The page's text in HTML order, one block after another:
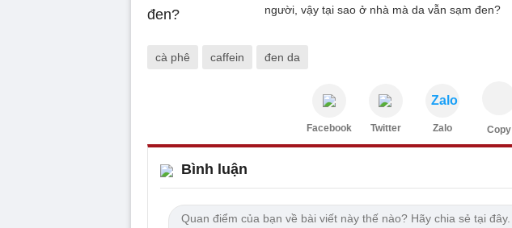
người, vậy tại sao ở nhà mà da vẫn sạm đen?
cà phê caffein đen da
Facebook Twitter
Zalo
Zalo Copy
Bình luận